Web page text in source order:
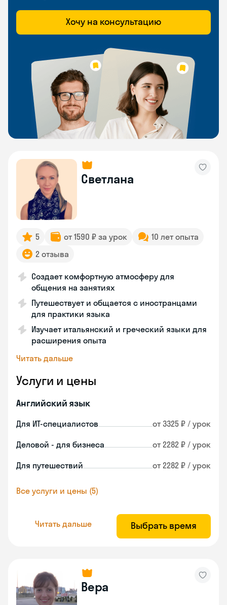
Хочу на консультацию
Светлана
5 от 1590 ₽ за урок
10 лет опыта
2 отзыва
Создает комфортную атмосферу для
общения на занятиях
Путешествует и общается с иностранцами
для практики языка
Изучает итальянский и греческий языки для
расширения опыта
Читать дальше
Услуги и цены
Английский язык
Для ИТ-специалистов от 3325 ₽ / урок
Деловой - для бизнеса от 2282 ₽ / урок
Для путешествий от 2282 ₽ / урок
Все услуги и цены (5)
Читать дальше Выбрать время
Вера